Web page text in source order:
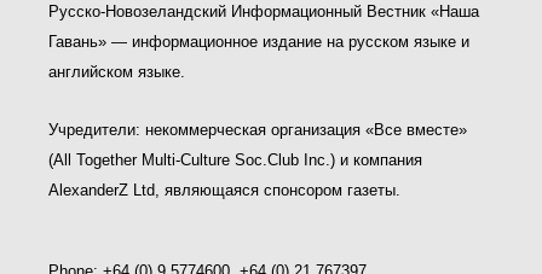
Русско-Новозеландский Информационный Вестник «Наша
Гавань» — информационное издание на русском языке и
английском языке.
Учредители: некоммерческая организация «Все вместе»
(All Together Multi-Culture Soс.Club Inc.) и компания
AlexanderZ Ltd, являющаяся спонсором газеты.